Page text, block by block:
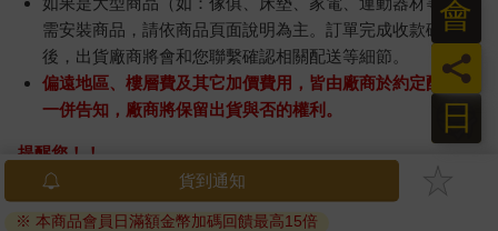
需安裝商品，請依商品頁面說明為主。訂單完成收款確認
後，出貨廠商將會和您聯繫確認相關配送等細節。
偏遠地區、樓層費及其它加價費用，皆由廠商於約定配送時
一併告知，廠商將保留出貨與否的權利。
提醒您！！
金石堂及銀行均不會請您操作ATM! 如接獲電話要求您前往
ATM提款機，請不要聽從指示，以免受騙上當！
貨到通知
※ 本商品會員日滿額金幣加碼回饋最高15倍
日
員
會